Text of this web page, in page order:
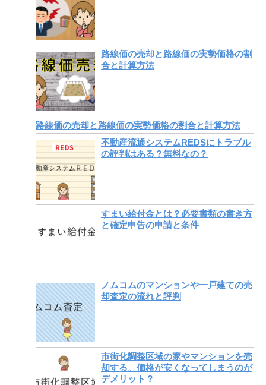
路線価の売却と路線価の実勢価格の割
合と計算方法
路線価の売却と路線価の実勢価格の割合と計算方法
不動産流通システムREDSにトラブル
の評判はある？無料なの？
すまい給付金とは？必要書類の書き方
と確定申告の申請と条件
ノムコムのマンションや一戸建ての売
却査定の流れと評判
市街化調整区域の家やマンションを売
却する。価格が安くなってしまうのが
デメリット？